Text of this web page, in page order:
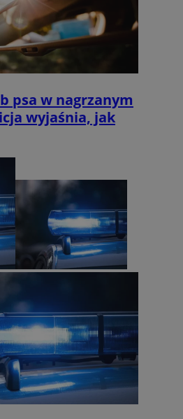
psa w nagrzanym
wyjaśnia, jak